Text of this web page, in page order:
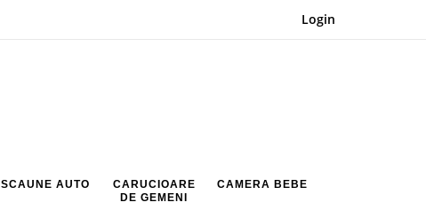
Login
SCAUNE AUTO
CARUCIOARE
DE GEMENI
CAMERA BEBE